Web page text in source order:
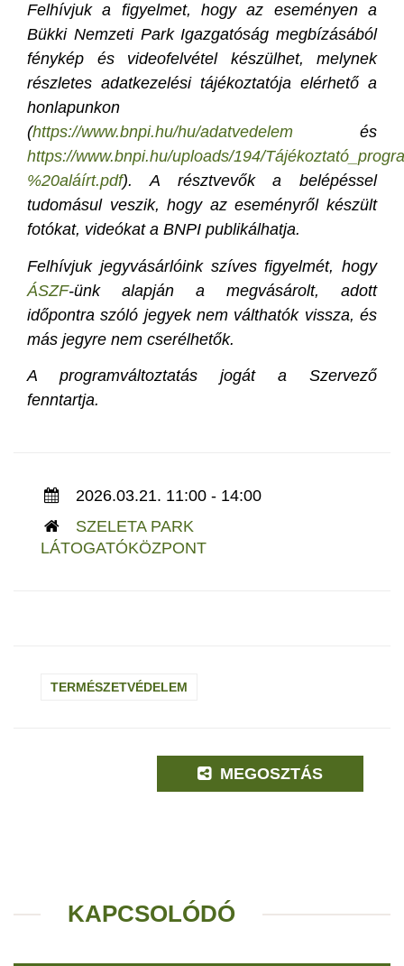
Felhívjuk a figyelmet, hogy az eseményen a
Bükki Nemzeti Park Igazgatóság megbízásából
fénykép és videofelvétel készülhet, melynek
részletes adatkezelési tájékoztatója elérhető a
honlapunkon
(https://www.bnpi.hu/hu/adatvedelem és
https://www.bnpi.hu/uploads/194/
%20aláírt.pdf). A résztvevők a belépéssel
tudomásul veszik, hogy az eseményről készült
fotókat, videókat a BNPI publikálhatja.
Felhívjuk jegyvásárlóink szíves figyelmét, hogy
ÁSZF-ünk alapján a megvásárolt, adott
időpontra szóló jegyek nem válthatók vissza, és
más jegyre nem cserélhetők.
A programváltoztatás jogát a Szervező
fenntartja.
2026.03.21. 11:00 - 14:00
SZELETA PARK
LÁTOGATÓKÖZPONT
TERMÉSZETVÉDELEM
MEGOSZTÁS
KAPCSOLÓDÓ